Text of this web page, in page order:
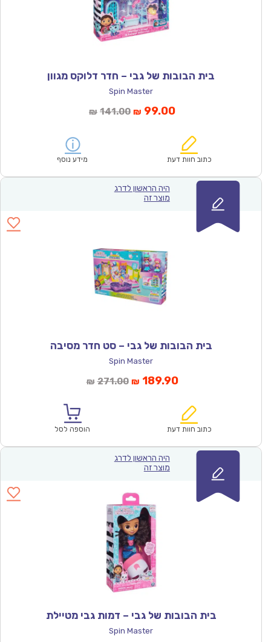
בית הבובות של גבי – חדר דלוקס מגוון
Spin Master
₪ 141.00המחיר
₪141.00.
₪ 99.00המחיר
הוא:
כתוב חוות דעת מידע נוסף
היה הראשון לדרג
מוצר זה
בית הבובות של גבי – סט חדר מסיבה
Spin Master
₪ 271.00המחיר
₪271.00.
₪ 189.90המחיר
הוא:
כתוב חוות דעת הוספה לסל
היה הראשון לדרג
מוצר זה
בית הבובות של גבי – דמות גבי מטיילת
Spin Master